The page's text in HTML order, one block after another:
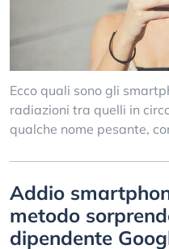
Ecco quali sono gli
radiazioni tra quelli in
qualche nome pesante,
Addio
metodo
dipendente